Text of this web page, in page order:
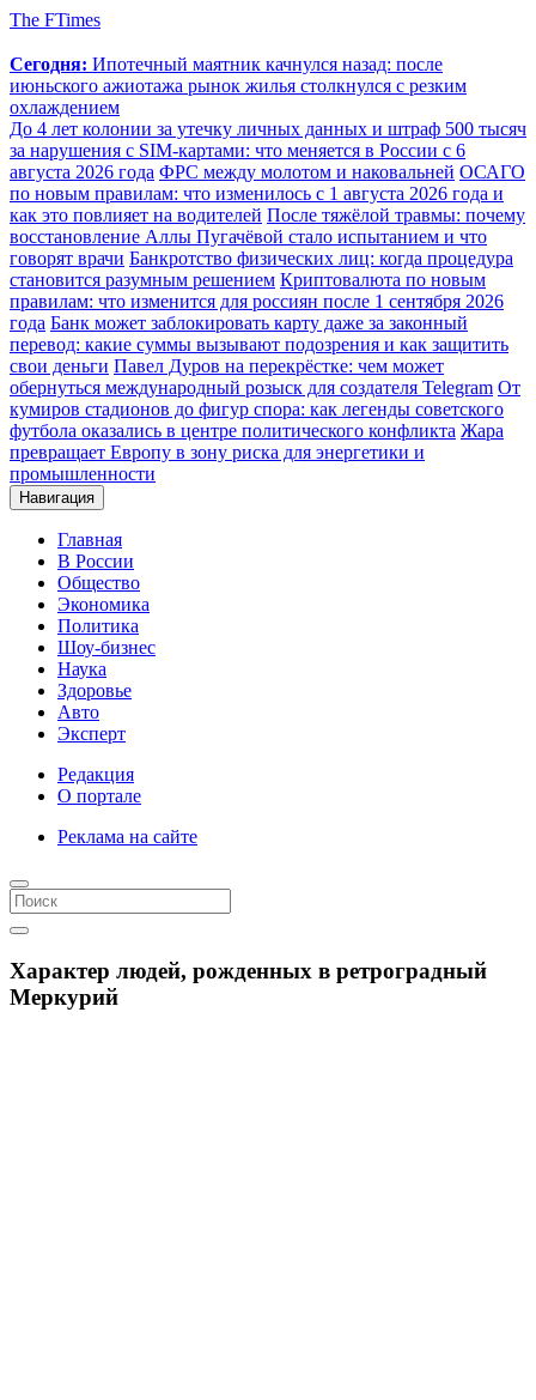
The FTimes
Сегодня: Ипотечный маятник качнулся назад: после
июньского ажиотажа рынок жилья столкнулся с резким
охлаждением
До 4 лет колонии за утечку личных данных и штраф 500 тысяч
за нарушения с SIM-картами: что меняется в России с 6
августа 2026 года ФРС между молотом и наковальней ОСАГО
по новым правилам: что изменилось с 1 августа 2026 года и
как это повлияет на водителей После тяжёлой травмы: почему
восстановление Аллы Пугачёвой стало испытанием и что
говорят врачи Банкротство физических лиц: когда процедура
становится разумным решением Криптовалюта по новым
правилам: что изменится для россиян после 1 сентября 2026
года Банк может заблокировать карту даже за законный
перевод: какие суммы вызывают подозрения и как защитить
свои деньги Павел Дуров на перекрёстке: чем может
обернуться международный розыск для создателя Telegram От
кумиров стадионов до фигур спора: как легенды советского
футбола оказались в центре политического конфликта Жара
превращает Европу в зону риска для энергетики и
промышленности
Навигация
Главная
В России
Общество
Экономика
Политика
Шоу-бизнес
Наука
Здоровье
Авто
Эксперт
Редакция
О портале
Реклама на сайте
Характер людей, рожденных в ретроградный
Меркурий